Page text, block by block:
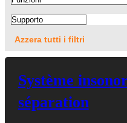
Azzera tutti i filtri
Système
séparation